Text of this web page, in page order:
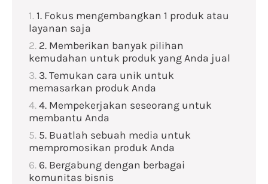
1. Fokus mengembangkan 1 produk atau
layanan saja
2. Memberikan banyak pilihan
kemudahan untuk produk yang Anda jual
3. Temukan cara unik untuk
memasarkan produk Anda
4. Mempekerjakan seseorang untuk
membantu Anda
5. Buatlah sebuah media untuk
mempromosikan produk Anda
6. Bergabung dengan berbagai
komunitas bisnis